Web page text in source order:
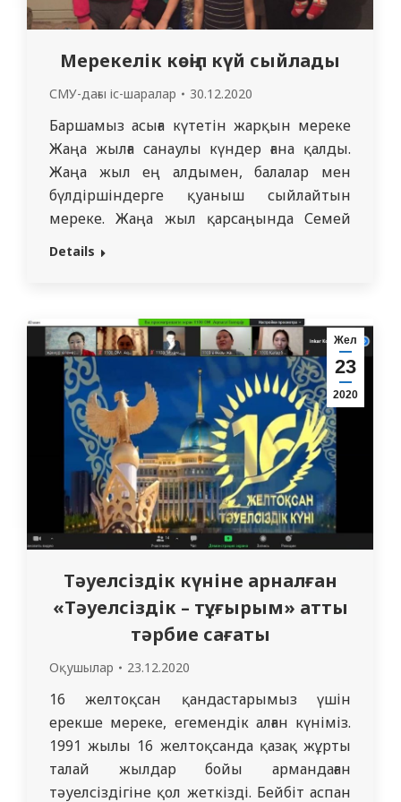
Мерекелік көңіл күй сыйлады
СМУ-дағы іс-шаралар 30.12.2020
Баршамыз асыға күтетін жарқын мереке
Жаңа жылға санаулы күндер ғана қалды.
Жаңа жыл ең алдымен, балалар мен
бүлдіршіндерге қуаныш сыйлайтын
мереке. Жаңа жыл қарсаңында Семей
медицина университетінің ұжымы
шырқап би биледі, жүрек жарды
тақпақтарын оқыды. Сыйлық алған
балалардың ата-аналары университет
ұжымына алғыс…
Details
Жел
23
2020
Тәуелсіздік күніне арналған
«Тәуелсіздік – тұғырым» атты
тәрбие сағаты
Оқушылар 23.12.2020
16 желтоқсан қандастарымыз үшін
ерекше мереке, егемендік алған күніміз.
1991 жылы 16 желтоқсанда қазақ жұрты
талай жылдар бойы армандаған
тәуелсіздігіне қол жеткізді. Бейбіт аспан